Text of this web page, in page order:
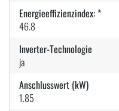
Energieeffizienzindex: *
46.8
Inverter-Technologie
ja
Anschlusswert (kW)
1.85